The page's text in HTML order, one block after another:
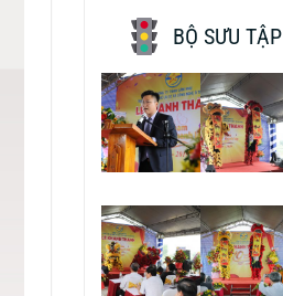
BỘ SƯU TẬP